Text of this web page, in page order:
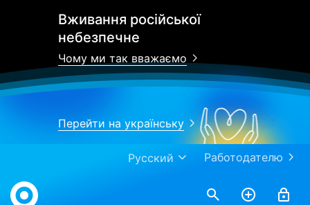
Вживання російської
небезпечне
Чому ми так вважаємо
Перейти на українську
Работодателю
Русский
Work.ua